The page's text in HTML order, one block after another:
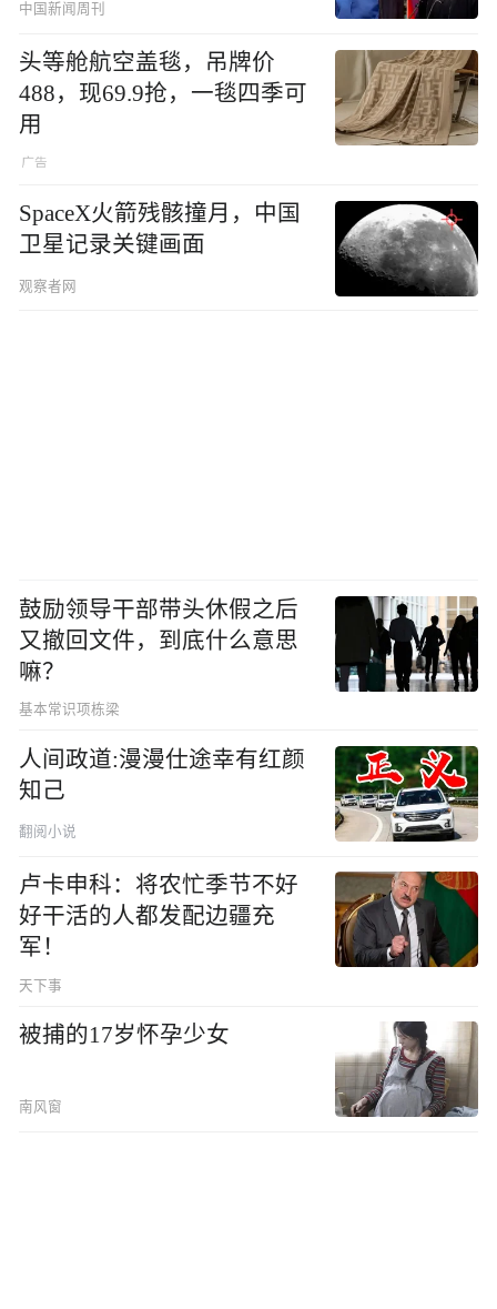
中国新闻周刊
头等舱航空盖毯，吊牌价
488，现69.9抢，一毯四季可
用
SpaceX火箭残骸撞月，中国
卫星记录关键画面
观察者网
鼓励领导干部带头休假之后
又撤回文件，到底什么意思
嘛？
基本常识项栋梁
人间政道:漫漫仕途幸有红颜
知己
翻阅小说
卢卡申科：将农忙季节不好
好干活的人都发配边疆充
军！
天下事
被捕的17岁怀孕少女
南风窗